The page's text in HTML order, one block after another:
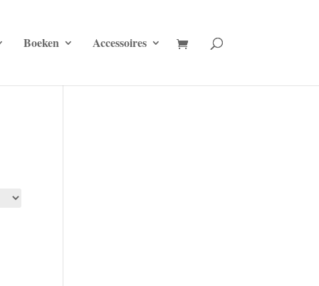
Boeken Accessoires